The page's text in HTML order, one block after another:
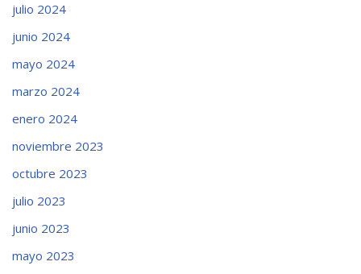
julio 2024
junio 2024
mayo 2024
marzo 2024
enero 2024
noviembre 2023
octubre 2023
julio 2023
junio 2023
mayo 2023